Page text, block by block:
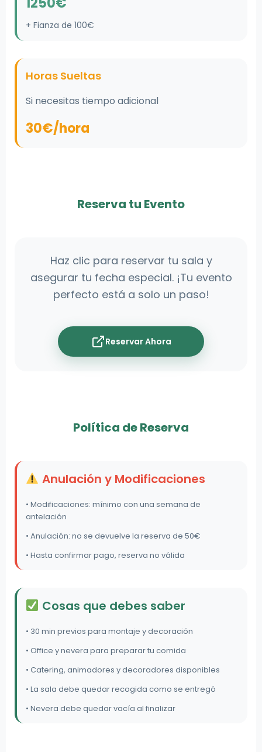
+ Fianza de 100€
Horas Sueltas
Si necesitas tiempo adicional
30€/hora
Reserva tu Evento
Haz clic para reservar tu sala y
asegurar tu fecha especial. ¡Tu evento
perfecto está a solo un paso!
Reservar Ahora
Política de Reserva
Anulación y Modificaciones
• Modificaciones: mínimo con una semana de
antelación
• Anulación: no se devuelve la reserva de 50€
• Hasta confirmar pago, reserva no válida
Cosas que debes saber
• 30 min previos para montaje y decoración
• Office y nevera para preparar tu comida
• Catering, animadores y decoradores disponibles
• La sala debe quedar recogida como se entregó
• Nevera debe quedar vacía al finalizar